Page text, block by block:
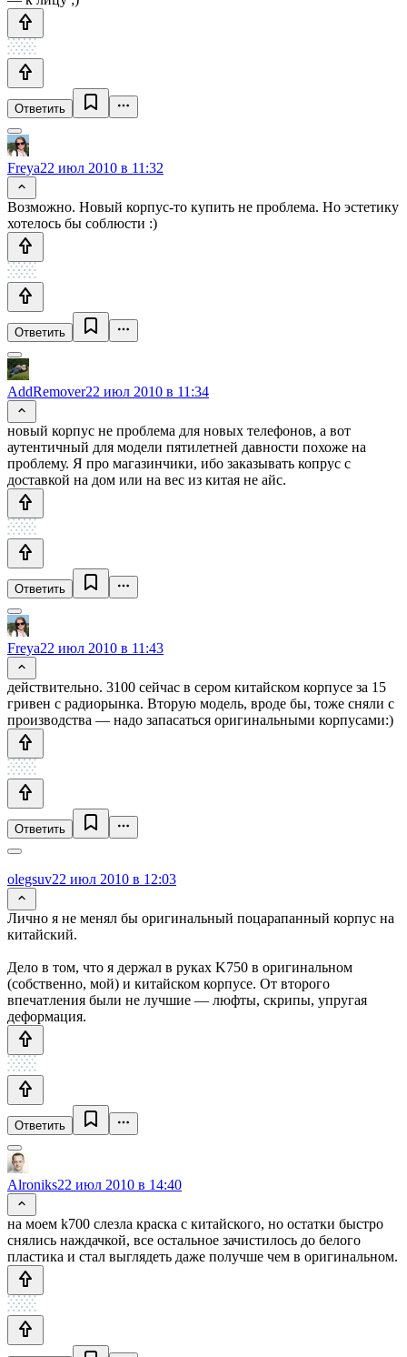
Ответить
Freya22 июл 2010 в 11:32
Возможно. Новый корпус-то купить не проблема. Но эстетику
хотелось бы соблюсти :)
Ответить
AddRemover22 июл 2010 в 11:34
новый корпус не проблема для новых телефонов, а вот
аутентичный для модели пятилетней давности похоже на
проблему. Я про магазинчики, ибо заказывать копрус с
доставкой на дом или на вес из китая не айс.
Ответить
Freya22 июл 2010 в 11:43
действительно. 3100 сейчас в сером китайском корпусе за 15
гривен с радиорынка. Вторую модель, вроде бы, тоже сняли с
производства — надо запасаться оригинальными корпусами:)
Ответить
olegsuv22 июл 2010 в 12:03
Лично я не менял бы оригинальный поцарапанный корпус на
китайский.
Дело в том, что я держал в руках K750 в оригинальном
(собственно, мой) и китайском корпусе. От второго
впечатления были не лучшие — люфты, скрипы, упругая
деформация.
Ответить
Alroniks22 июл 2010 в 14:40
на моем k700 слезла краска с китайского, но остатки быстро
снялись наждачкой, все остальное зачистилось до белого
пластика и стал выглядеть даже получше чем в оригинальном.